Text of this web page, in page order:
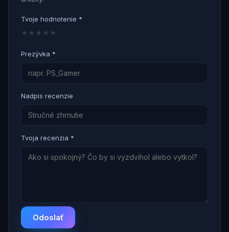
Tvoje hodnotenie *
★
★
★
★
★
Prezývka *
Nadpis recenzie
Tvoja recenzia *
Odoslať